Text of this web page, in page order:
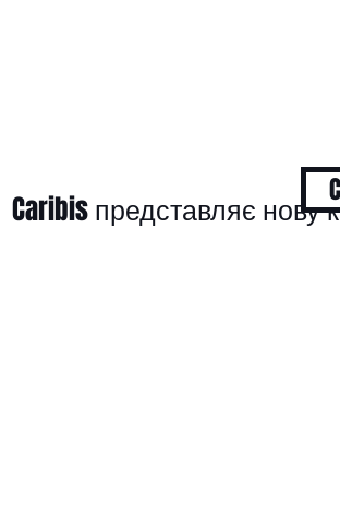
Caribis представляє нову